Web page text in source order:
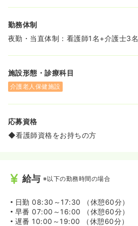
勤務体制
夜勤・当直体制：看護師1名+介護士3名
施設形態・診療科目
介護老人保健施設
応募資格
◆看護師資格をお持ちの方
給与 ※以下の勤務時間の場合
日勤 08:30～17:30 （休憩60分）
早番 07:00～16:00 （休憩60分）
遅番 10:00～19:00 （休憩60分）